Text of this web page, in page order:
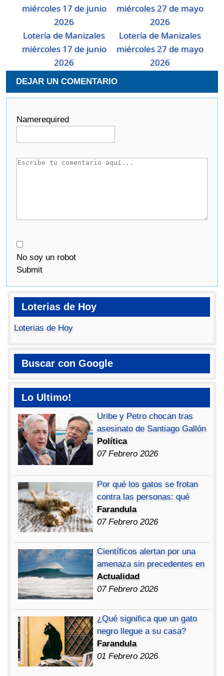
Lotería de Manizales
miércoles 17 de junio
2026
Lotería de Manizales
miércoles 27 de mayo
2026
DEJAR UN COMENTARIO
Namerequired
No soy un robot
Submit
Loterias de Hoy
Loterias de Hoy
Buscar con Google
Lo Ultimo!
Uribe y Petro chocan tras
asesinato de Santiago Gallón
Política
07 Febrero 2026
Por qué los gatos se frotan
contra las personas: qué
Farandula
07 Febrero 2026
Científicos alertan por una
amenaza sin precedentes en
Actualidad
07 Febrero 2026
¿Qué significa que un gato
negro llegue a su casa?
Farandula
01 Febrero 2026